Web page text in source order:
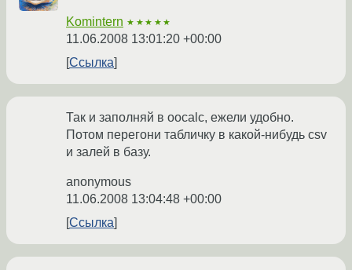
Komintern ★★★★★
11.06.2008 13:01:20 +00:00
Ссылка
Так и заполняй в oocalc, ежели удобно.
Потом перегони табличку в какой-нибудь csv
и залей в базу.
anonymous
11.06.2008 13:04:48 +00:00
Ссылка